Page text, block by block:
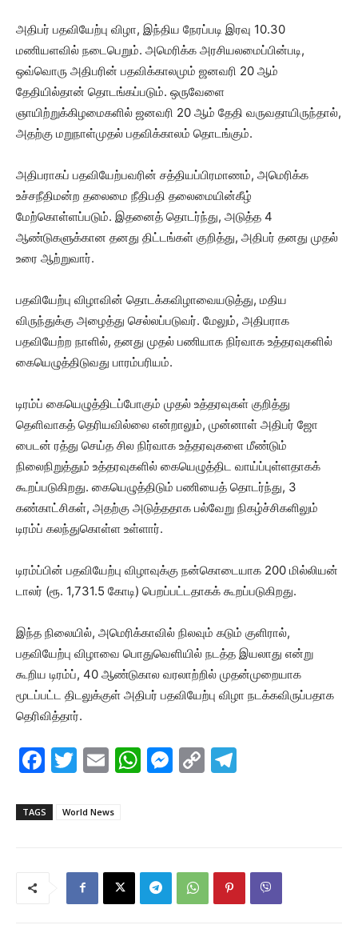
அதிபர் பதவியேற்பு விழா, இந்திய நேரப்படி இரவு 10.30
மணியளவில் நடைபெறும். அமெரிக்க அரசியலமைப்பின்படி,
ஒவ்வொரு அதிபரின் பதவிக்காலமும் ஜனவரி 20 ஆம்
தேதியில்தான் தொடங்கப்படும். ஒருவேளை
ஞாயிற்றுக்கிழமைகளில் ஜனவரி 20 ஆம் தேதி வருவதாயிருந்தால்,
அதற்கு மறுநாள்முதல் பதவிக்காலம் தொடங்கும்.
அதிபராகப் பதவியேற்பவரின் சத்தியப்பிரமாணம், அமெரிக்க
உச்சநீதிமன்ற தலைமை நீதிபதி தலைமையின்கீழ்
மேற்கொள்ளப்படும். இதனைத் தொடர்ந்து, அடுத்த 4
ஆண்டுகளுக்கான தனது திட்டங்கள் குறித்து, அதிபர் தனது முதல்
உரை ஆற்றுவார்.
பதவியேற்பு விழாவின் தொடக்கவிழாவையடுத்து, மதிய
விருந்துக்கு அழைத்து செல்லப்படுவர். மேலும், அதிபராக
பதவியேற்ற நாளில், தனது முதல் பணியாக நிர்வாக உத்தரவுகளில்
கையெழுத்திடுவது பாரம்பரியம்.
டிரம்ப் கையெழுத்திடப்போகும் முதல் உத்தரவுகள் குறித்து
தெளிவாகத் தெரியவில்லை என்றாலும், முன்னாள் அதிபர் ஜோ
பைடன் ரத்து செய்த சில நிர்வாக உத்தரவுகளை மீண்டும்
நிலைநிறுத்தும் உத்தரவுகளில் கையெழுத்திட வாய்ப்புள்ளதாகக்
கூறப்படுகிறது. கையெழுத்திடும் பணியைத் தொடர்ந்து, 3
கண்காட்சிகள், அதற்கு அடுத்ததாக பல்வேறு நிகழ்ச்சிகளிலும்
டிரம்ப் கலந்துகொள்ள உள்ளார்.
டிரம்ப்பின் பதவியேற்பு விழாவுக்கு நன்கொடையாக 200 மில்லியன்
டாலர் (ரூ. 1,731.5 கோடி) பெறப்பட்டதாகக் கூறப்படுகிறது.
இந்த நிலையில், அமெரிக்காவில் நிலவும் கடும் குளிரால்,
பதவியேற்பு விழாவை பொதுவெளியில் நடத்த இயலாது என்று
கூறிய டிரம்ப், 40 ஆண்டுகால வரலாற்றில் முதன்முறையாக
மூடப்பட்ட திடலுக்குள் அதிபர் பதவியேற்பு விழா நடக்கவிருப்பதாக
தெரிவித்தார்.
F
c
T
itt
E
ai
W
p
p
M
n
g
C
k
TAGS World News